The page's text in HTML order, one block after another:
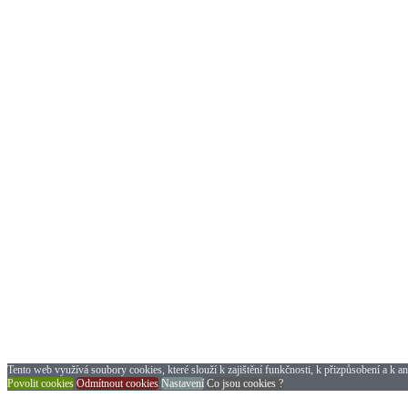
Tento web využívá soubory cookies, které slouží k zajištění funkčnosti, k přizpůsobení a k
Povolit cookies Odmítnout cookies Nastavení Co jsou cookies ?